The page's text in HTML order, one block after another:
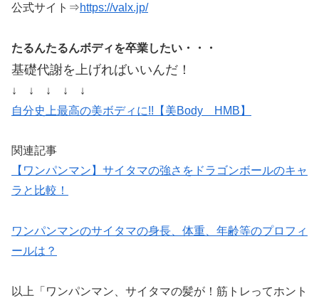
公式サイト⇒https://valx.jp/
たるんたるんボディを卒業したい・・・
基礎代謝を上げればいいんだ！
↓ ↓ ↓ ↓ ↓
自分史上最高の美ボディに!!【美Body HMB】
関連記事
【ワンパンマン】サイタマの強さをドラゴンボールのキャ
ラと比較！
ワンパンマンのサイタマの身長、体重、年齢等のプロフィ
ールは？
以上「ワンパンマン、サイタマの髪が！筋トレってホント